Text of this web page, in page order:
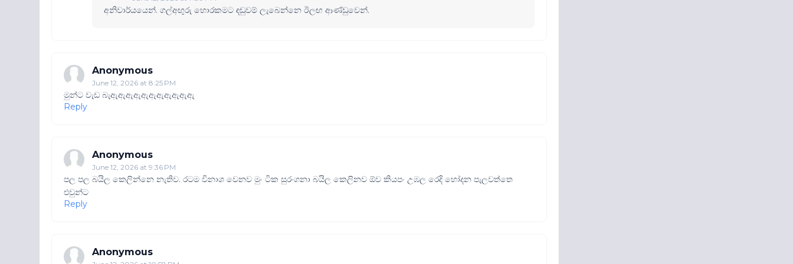
අනිවාර්යයෙන්. ගල්අඟුරු හොරකමට ඳඬුවම් ලැබෙන්නෙ ඊලඟ ආණ්ඩුවෙන්.
Anonymous
June 12, 2026 at 8:25 PM
මුන්ට වැඩ බැඇඇඇඇඇඇඇඇඇඇඇ
Reply
Anonymous
June 12, 2026 at 9:36 PM
පල පල බයිල කෙලින්නෙ නැතිව. රටම විනාශ වෙනව මුං ටික සුරංගනා බයිල කෙලිනව ඕව කියපං උඹල රෙදි හෝදන පැලවත්තෙ
එවුන්ට
Reply
Anonymous